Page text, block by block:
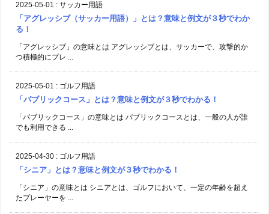
2025-05-01 : サッカー用語
「アグレッシブ（サッカー用語）」とは？意味と例文が３秒でわか
る！
「アグレッシブ」の意味とは アグレッシブとは、サッカーで、攻撃的か
つ積極的にプレ ...
2025-05-01 : ゴルフ用語
「パブリックコース」とは？意味と例文が３秒でわかる！
「パブリックコース」の意味とは パブリックコースとは、一般の人が誰
でも利用できる ...
2025-04-30 : ゴルフ用語
「シニア」とは？意味と例文が３秒でわかる！
「シニア」の意味とは シニアとは、ゴルフにおいて、一定の年齢を超え
たプレーヤーを ...